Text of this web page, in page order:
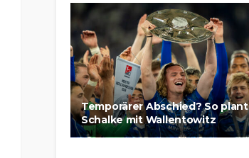
Temporärer Abschied? So plant
Schalke mit Wallentowitz